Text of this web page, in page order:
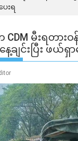
ေးရ
မီးရတား
ချင်းပြီး ဖယ်ရှာ